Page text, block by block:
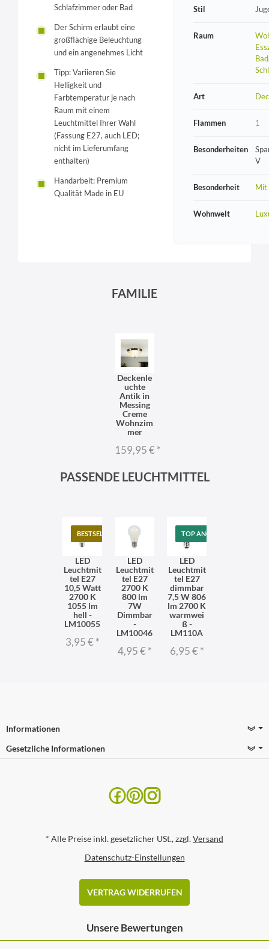
Schlafzimmer oder Bad
Der Schirm erlaubt eine
großflächige Beleuchtung
und ein angenehmes Licht
Tipp: Variieren Sie
Helligkeit und
Farbtemperatur je nach
Raum mit einem
Leuchtmittel Ihrer Wahl
(Fassung E27, auch LED;
nicht im Lieferumfang
enthalten)
Handarbeit: Premium
Qualität Made in EU
Stil
Raum
Bad
Art
Flammen 1
Besonderheiten
V
Besonderheit Mit
Wohnwelt
FAMILIE
Deckenle
uchte
Antik in
Messing
Creme
Wohnzim
mer
159,95 €*
PASSENDE LEUCHTMITTEL
BESTSELLER
LED
Leuchtmit
tel E27
10,5 Watt
2700 K
1055 lm
hell -
LM10055
3,95 €*
LED
Leuchtmit
tel E27
2700 K
800 lm
7W
Dimmbar
-
LM10046
4,95 €*
TOP ANGEBOT
LED
Leuchtmit
tel E27
dimmbar
7,5 W 806
lm 2700 K
warmwei
ß -
LM110A
6,95 €*
Informationen
Gesetzliche Informationen
* Alle Preise inkl. gesetzlicher USt., zzgl.Versand
Datenschutz-Einstellungen
VERTRAG WIDERRUFEN
Unsere Bewertungen